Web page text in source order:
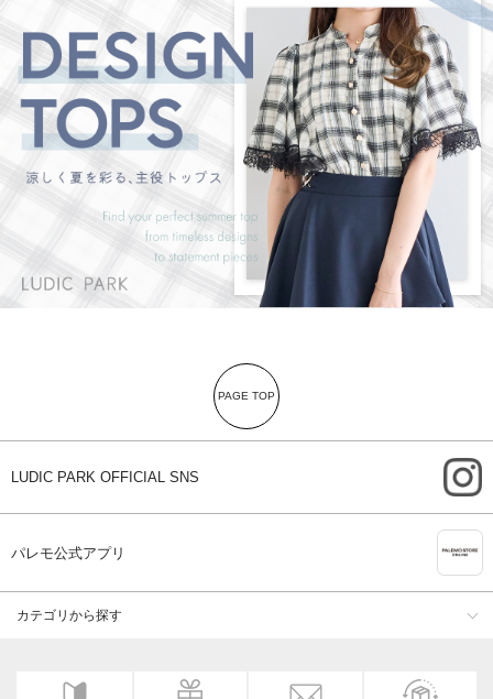
PAGE TOP
LUDIC PARK OFFICIAL SNS
パレモ公式アプリ
カテゴリから探す